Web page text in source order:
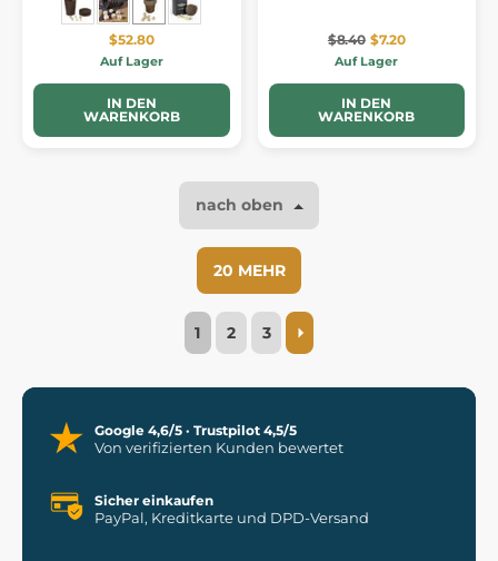
$52.80
Auf Lager
IN DEN
WARENKORB
$8.40 $7.20
Auf Lager
IN DEN
WARENKORB
nach oben
20 MEHR
1 2 3
Google 4,6/5 · Trustpilot 4,5/5
Von verifizierten Kunden bewertet
Sicher einkaufen
PayPal, Kreditkarte und DPD-Versand